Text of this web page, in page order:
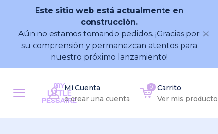
Este sitio web está actualmente en
construcción.
Aún no estamos tomando pedidos. ¡Gracias por
su comprensión y permanezcan atentos para
nuestro próximo lanzamiento!
✕
Mi Cuenta
o crear una cuenta
0
Carrito
Ver mis